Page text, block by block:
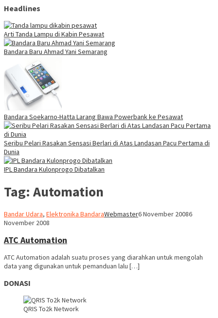
Headlines
Arti Tanda Lampu di Kabin Pesawat
Bandara Baru Ahmad Yani Semarang
Bandara Soekarno-Hatta Larang Bawa Powerbank ke Pesawat
Seribu Pelari Rasakan Sensasi Berlari di Atas Landasan Pacu Pertama di
Dunia
IPL Bandara Kulonprogo Dibatalkan
Tag: Automation
Bandar Udara, Elektronika BandaraWebmaster6 November 20086
November 2008
ATC Automation
ATC Automation adalah suatu proses yang diarahkan untuk mengolah
data yang digunakan untuk pemanduan lalu […]
DONASI
QRIS To2k Network